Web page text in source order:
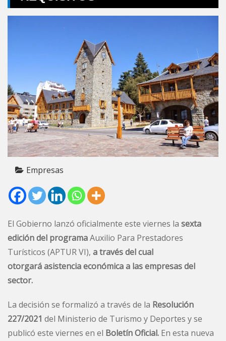
Empresas
El Gobierno lanzó oficialmente este viernes la sexta
edición del programaAuxilio Para Prestadores
Turísticos (APTUR VI), a través del cual
otorgará asistencia económica a las empresas del
sector.
La decisión se formalizó a través de la Resolución
227/2021 del Ministerio de Turismo y Deportes y se
publicó este viernes en el Boletín Oficial. En esta nueva